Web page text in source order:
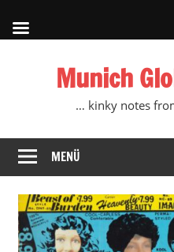
Munich
… kinky notes
MENÜ